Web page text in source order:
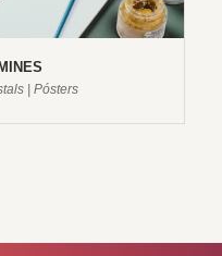
| Pósters